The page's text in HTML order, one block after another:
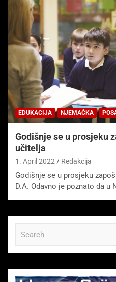
EDUKACIJA NJEMAČKA
Godišnje se u prosjeku
učitelja
1. April 2022 Redakcija
Godišnje se u prosjeku
D.A. Odavno je poznato da u
c